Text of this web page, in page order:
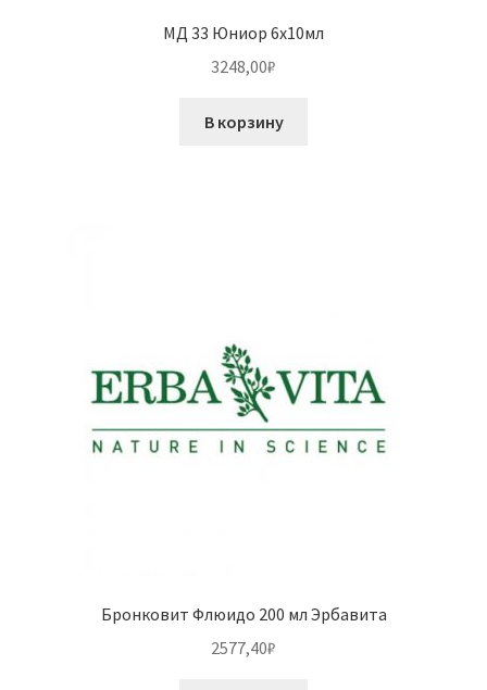
МД 33 Юниор 6х10мл
3248,00₽
В корзину
Бронковит Флюидо 200 мл Эрбавита
2577,40₽